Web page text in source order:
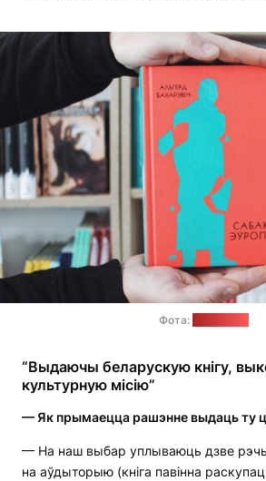
Фота:
“Выдаючы беларускую кнігу,
культурную місію”
— Як прымаецца рашэнне выдаць ту
— На наш выбар уплываюць дзве
на аўдыторыю (кніга павінна